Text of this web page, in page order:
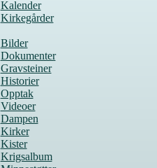
Kalender
Kirkegårder
Bilder
Dokumenter
Gravsteiner
Historier
Opptak
Videoer
Dampen
Kirker
Kister
Krigsalbum